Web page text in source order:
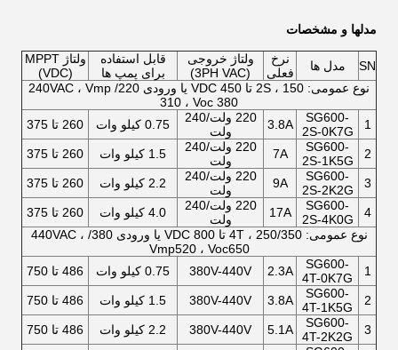
مدلها و مشخصات
SN مدل ها
نرخ
فعلی
ولتاژ خروجی
(3PH VAC)
قابل استفاده
برای پمپ ها
ولتاژ MPPT
(VDC)
نوع عمومی: 2S ، 150 تا 450 VDC یا ورودی 220/ 240VAC ، Vmp
310 ، Voc 380
1
SG600-
2S-0K7G
3.8A
220 ولت/240
ولت
0.75 کیلو وات 260 تا 375
2
SG600-
2S-1K5G
7A
220 ولت/240
ولت
1.5 کیلو وات 260 تا 375
3
SG600-
2S-2K2G
9A
220 ولت/240
ولت
2.2 کیلو وات 260 تا 375
4
SG600-
2S-4K0G
17A
220 ولت/240
ولت
4.0 کیلو وات
260 تا 375
نوع عمومی: 4T ، 250/350 تا 800 VDC یا ورودی 380/ 440VAC ،
Vmp520 ، Voc650
1
SG600-
4T-0K7G
2.3A
380V-440V 0.75 کیلو وات 486 تا 750
2
SG600-
4T-1K5G
3.8A
380V-440V 1.5 کیلو وات 486 تا 750
3
SG600-
4T-2K2G
5.1A
380V-440V 2.2 کیلو وات 486 تا 750